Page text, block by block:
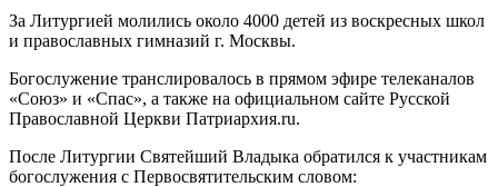
За Литургией молились около 4000 детей из воскресных школ
и православных гимназий г. Москвы.
Богослужение транслировалось в прямом эфире телеканалов
«Союз» и «Спас», а также на официальном сайте Русской
Православной Церкви Патриархия.ru.
После Литургии Святейший Владыка обратился к участникам
богослужения с Первосвятительским словом: